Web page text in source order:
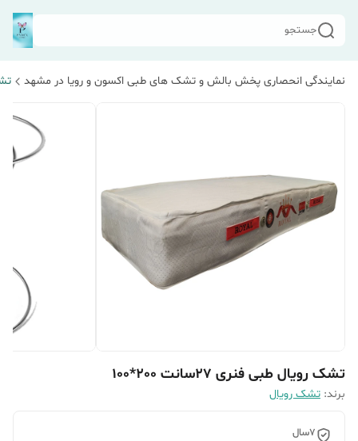
جستجو
نمایندگی انحصاری پخش بالش و تشک های طبی اکسون و رویا در مشهد
تشک رویال طبی فنری 27سانت 200*100
برند: تشک رویال
7سال